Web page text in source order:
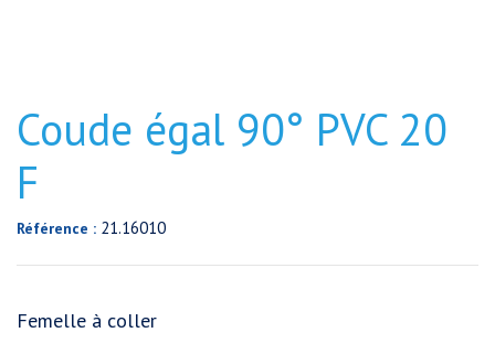
Coude égal 90° PVC 20
F
Référence : 21.16010
Femelle à coller